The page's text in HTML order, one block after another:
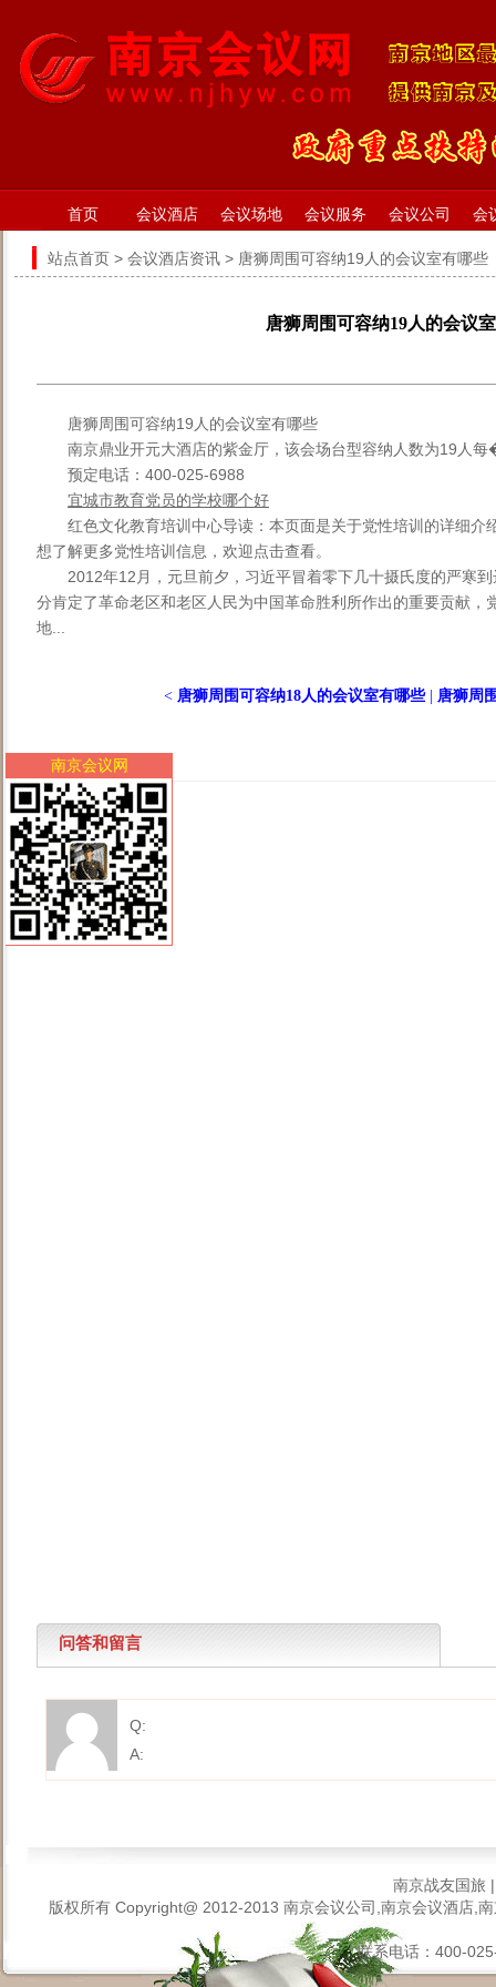
首页 会议酒店 会议场地 会议服务 会议公司 会
站点首页 > 会议酒店资讯 > 唐狮周围可容纳19人的会议室有哪些
唐狮周围可容纳19人的会议
唐狮周围可容纳19人的会议室有哪些
南京鼎业开元大酒店的紫金厅，该会场台型容纳人数为19人
预定电话：400-025-6988
宜城市教育党员的学校哪个好
红色文化教育培训中心导读：本页面是关于党性培训的详细介
想了解更多党性培训信息，欢迎点击查看。
2012年12月，元旦前夕，习近平冒着零下几十摄氏度的严寒
分肯定了革命老区和老区人民为中国革命胜利所作出的重要贡献，
地...
< 唐狮周围可容纳18人的会议室有哪些| 唐狮周
问答和留言
Q:
A:
南京战友国旅
版权所有 Copyright@ 2012-2013 南京会议公司,南京会议酒店,
联系电话：400-
南京会议网